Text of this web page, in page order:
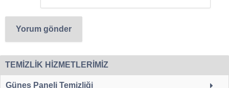
TEMİZLİK HİZMETLERİMİZ
Güneş Paneli Temizliği